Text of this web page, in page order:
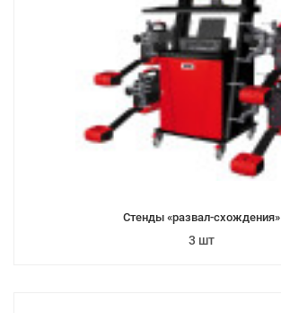
Стенды «развал-схождения»
3 шт